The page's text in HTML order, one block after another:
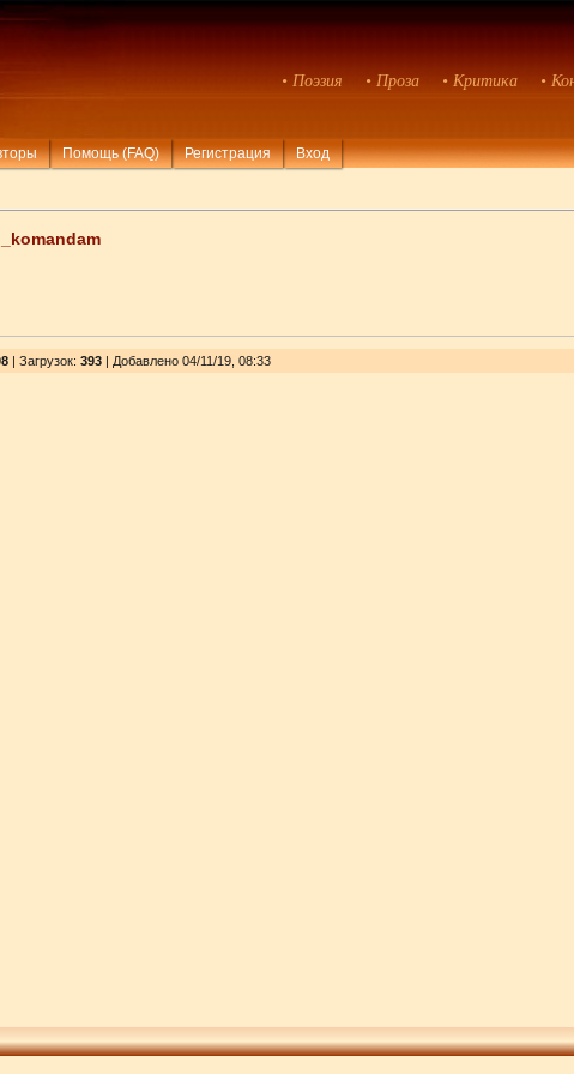
• Поэзия • Проза • Критика •
Помощь (FAQ) Регистрация Вход
| Загрузок: 393| Добавлено 04/11/19, 08:33